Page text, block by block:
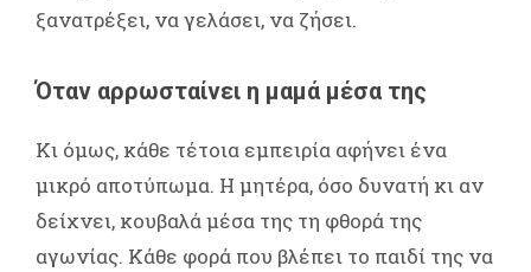
ξανατρέξει, να γελάσει, να ζήσει.
Όταν αρρωσταίνει η μαμά μέσα της
Κι όμως, κάθε τέτοια εμπειρία αφήνει ένα
μικρό αποτύπωμα. Η μητέρα, όσο δυνατή κι αν
δείχνει, κουβαλά μέσα της τη φθορά της
αγωνίας. Κάθε φορά που βλέπει το παιδί της να